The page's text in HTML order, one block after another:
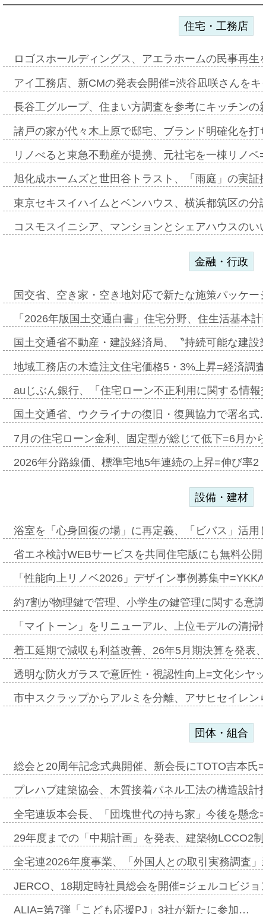
住宅・工務店
ロゴスホールディングス、アエラホームの民事再
アイ工務店、新CMの発表会開催=渋谷凪咲さんを
長谷工グループ、住まい方調査を参考にキッチン
諸戸の家が代々木上原で邸宅、ブランド明確化を
リノべると東急不動産が提携、元社宅を一棟リノ
旭化成ホームズと世田谷トラスト、「雨庭」の実
東京セキスイハイムとベンハウス、横浜都筑区の
コスモスイニシア、マンションとシェアハウスの
金融・行政
国交省、空き家・空き地対応で新たな施策パッケ
「2026年版国土交通白書」住宅分野、住生活基本
国土交通省不動産・建設経済局、〝持続可能な建
地域工務店の木造注文住宅価格5・3%上昇=経済調
auじぶん銀行、「住宅ローン不正利用に関する情
国土交通省、ウクライナの復旧・復興協力で署名
7月の住宅ローン金利、固定型が総じて低下=6月か
2026年分路線価、標準宅地5年連続の上昇=伸び率
設備・建材
浴室を「心身回復の場」に再定義、「ビバス」活
省エネ検討WEBサービスを共同住宅版にも無料公
「性能向上リノベ2026」デザイン事例募集中
約7割が物理鍵で管理、小学生の鍵管理に関する意
「マイトーン」をリニューアル、上位モデルの清
着工延期で減収も利益改善、26年5月期決算を発表
透明な防火ガラスで意匠性・視認性向上=文化シヤ
市中スクラップからアルミを分離、アサヒセイレ
団体・組合
総会と20周年記念式典開催、新会長にTOTO吉本氏
プレハブ建築協会、木質接着パネル工法の構造設
全宅連坂本会長、「団塊世代の持ち家」今後を懸
29年度までの「中期計画」を発表、建築物LCCO2
全宅連2026年度事業、「外国人との取引実務調査
JERCO、18期定時社員総会を開催=ジェルコビジ
ALIA=第7弾「こども応援PJ」3社が新たに参加…